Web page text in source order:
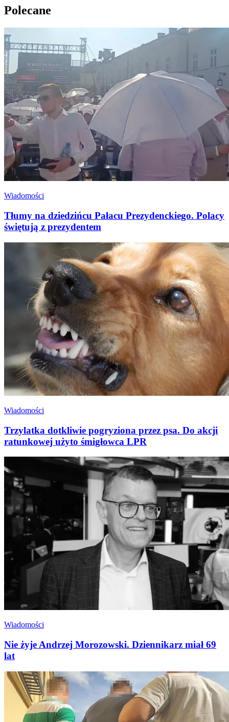
Polecane
Wiadomości
Tłumy na dziedzińcu Pałacu Prezydenckiego. Polacy
świętują z prezydentem
Wiadomości
Trzylatka dotkliwie pogryziona przez psa. Do akcji
ratunkowej użyto śmigłowca LPR
Wiadomości
Nie żyje Andrzej Morozowski. Dziennikarz miał 69
lat